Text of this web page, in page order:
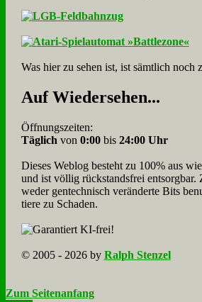
Was hier zu sehen ist, ist sämt­lich noch
Auf Wie­der­se­hen...
Öffnungszeiten:
Täglich von 0:00bis 24:00 Uhr
Dieses Weblog besteht zu 100% aus
und ist völlig rück­stands­frei
weder gen­tech­nisch veränderte Bits
tiere zu Scha­den.
© 2005 - 2026 by Ralph Stenzel
Zum Seitenanfang